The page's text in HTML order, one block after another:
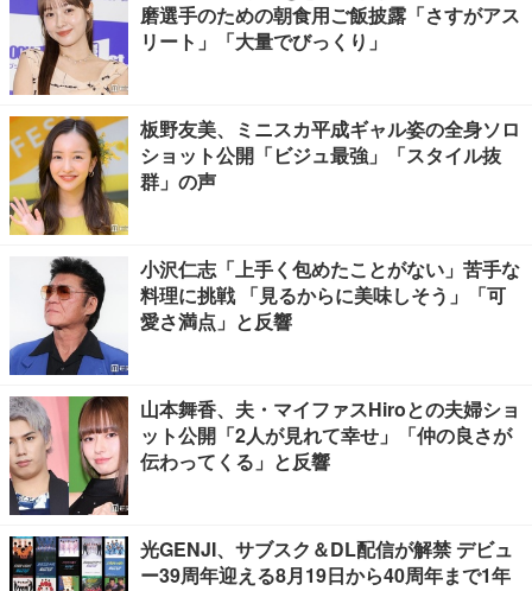
磨選手のための朝食用ご飯披露「さすがアス
リート」「大量でびっくり」
板野友美、ミニスカ平成ギャル姿の全身ソロ
ショット公開「ビジュ最強」「スタイル抜
群」の声
小沢仁志「上手く包めたことがない」苦手な
料理に挑戦 「見るからに美味しそう」「可
愛さ満点」と反響
山本舞香、夫・マイファスHiroとの夫婦ショ
ット公開「2人が見れて幸せ」「仲の良さが
伝わってくる」と反響
光GENJI、サブスク＆DL配信が解禁 デビュ
ー39周年迎える8月19日から40周年まで1年